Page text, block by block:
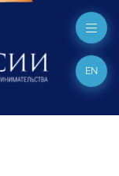
EN